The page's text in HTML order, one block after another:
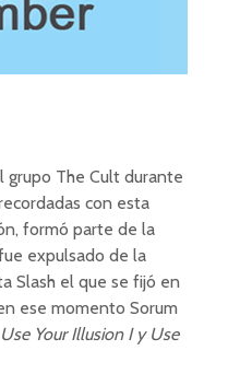
The Cult durante
con esta
formó parte de la
expulsado de la
Slash el que se fijó en
ese momento Sorum
Use Your Illusion I y Use